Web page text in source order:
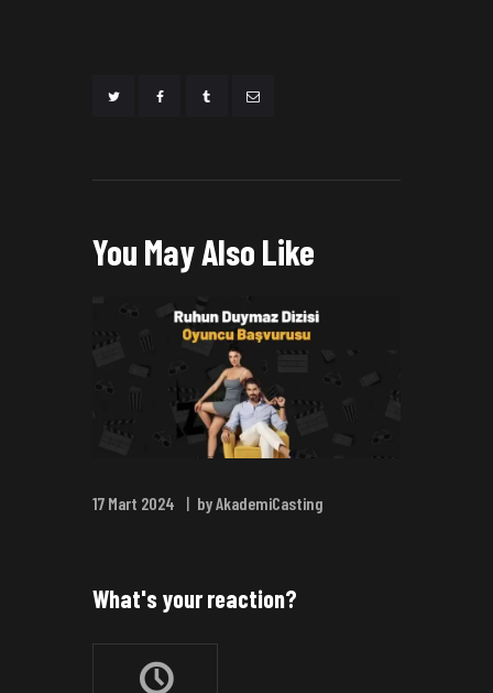
You May Also Like
17 Mart 2024 by AkademiCasting
What's your reaction?